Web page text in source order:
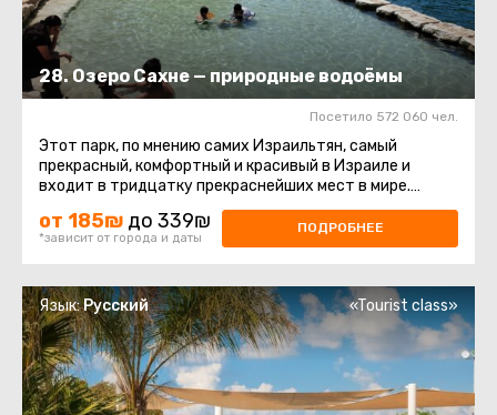
28. Озеро Сахне — природные водоёмы
Посетило 572 060 чел.
Этот парк, по мнению самих Израильтян, самый
прекрасный, комфортный и красивый в Израиле и
входит в тридцатку прекраснейших мест в мире.
Государственный заповедный ...
от 185₪ до 339₪
*зависит от города и даты
ПОДРОБНЕЕ
Язык:Русский «Tourist class»